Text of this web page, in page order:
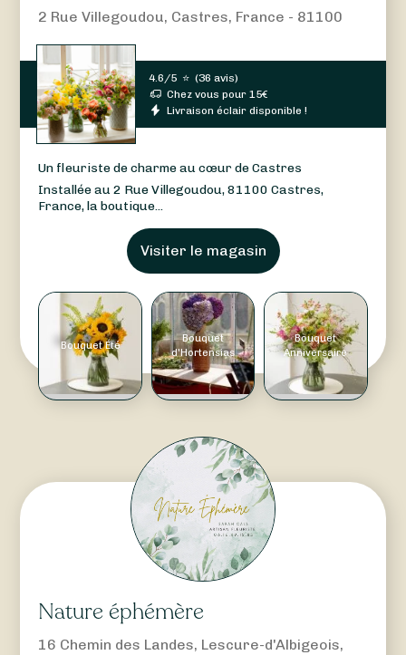
2 Rue Villegoudou, Castres, France - 81100
4.6/5 ⭐ (36 avis)
Chez vous pour15€
Livraison éclair disponible !
Un fleuriste de charme au cœur de Castres
Installée au 2 Rue Villegoudou, 81100 Castres,
France, la boutique...
Visiter le magasin
Bouquet Été
Bouquet
d'Hortensias
Bouquet
Anniversaire
Nature éphémère
16 Chemin des Landes, Lescure-d'Albigeois,